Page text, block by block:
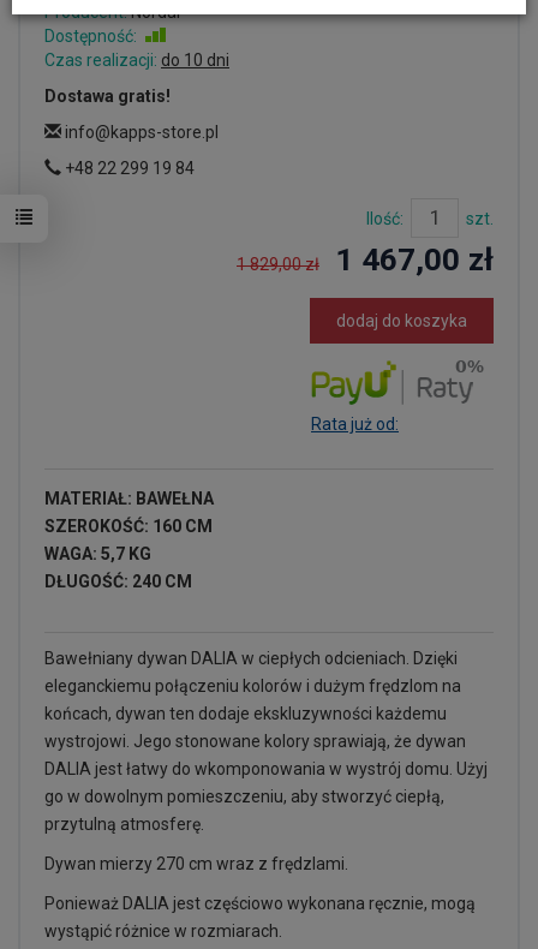
Producent:Nordal
Dostępność:
Czas realizacji: do 10 dni
Dostawa gratis!
info@kapps-store.pl
+48 22 299 19 84
Ilość: szt.
1 829,00 zł 1 467,00 zł
dodaj do koszyka
Rata już od:
MATERIAŁ: BAWEŁNA
SZEROKOŚĆ: 160 CM
WAGA: 5,7 KG
DŁUGOŚĆ: 240 CM
Bawełniany dywan DALIA w ciepłych odcieniach. Dzięki
eleganckiemu połączeniu kolorów i dużym frędzlom na
końcach, dywan ten dodaje ekskluzywności każdemu
wystrojowi. Jego stonowane kolory sprawiają, że dywan
DALIA jest łatwy do wkomponowania w wystrój domu. Użyj
go w dowolnym pomieszczeniu, aby stworzyć ciepłą,
przytulną atmosferę.
Dywan mierzy 270 cm wraz z frędzlami.
Ponieważ DALIA jest częściowo wykonana ręcznie, mogą
wystąpić różnice w rozmiarach.